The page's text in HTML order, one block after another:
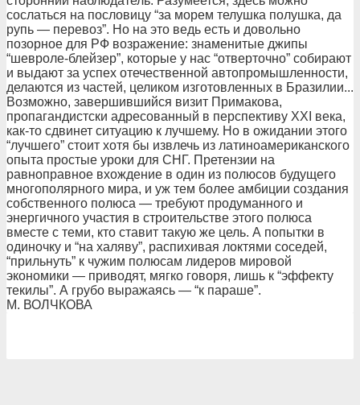
сослаться на пословицу “за морем телушка полушка, да
рупь — перевоз”. Но на это ведь есть и довольно
позорное для РФ возражение: знаменитые джипы
“шевроле-блейзер”, которые у нас “отверточно” собирают
и выдают за успех отечественной автопромышленности,
делаются из частей, целиком изготовленных в Бразилии...
Возможно, завершившийся визит Примакова,
пропагандистски адресованный в перспективу XXI века,
как-то сдвинет ситуацию к лучшему. Но в ожидании этого
“лучшего” стоит хотя бы извлечь из латиноамериканского
опыта простые уроки для СНГ. Претензии на
равноправное вхождение в один из полюсов будущего
многополярного мира, и уж тем более амбиции создания
собственного полюса — требуют продуманного и
энергичного участия в строительстве этого полюса
вместе с теми, кто ставит такую же цель. А попытки в
одиночку и “на халяву”, распихивая локтями соседей,
“прильнуть” к чужим полюсам лидеров мировой
экономики — приводят, мягко говоря, лишь к “эффекту
текилы”. А грубо выражаясь — “к параше”.
М. ВОЛЧКОВА